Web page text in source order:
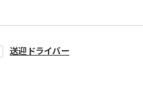
送迎ドライバー